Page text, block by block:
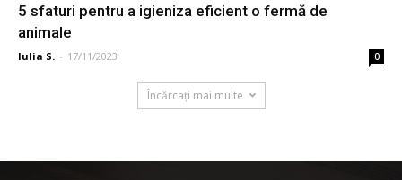
5 sfaturi pentru a igieniza eficient o fermă de
animale
Iulia S. - 17/11/2023 0
Încărcați mai multe